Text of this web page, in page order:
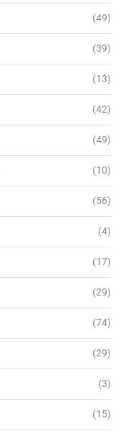
(49)
(39)
(13)
(42)
(49)
(10)
(56)
(4)
(17)
(29)
(74)
(29)
(3)
(15)